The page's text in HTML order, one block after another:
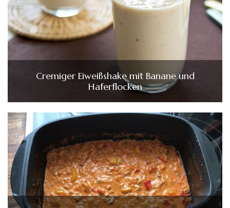
Cremiger Eiweißshake mit Banane und
Haferflocken